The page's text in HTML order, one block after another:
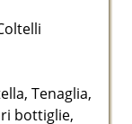
Tenaglia,
bottiglie,